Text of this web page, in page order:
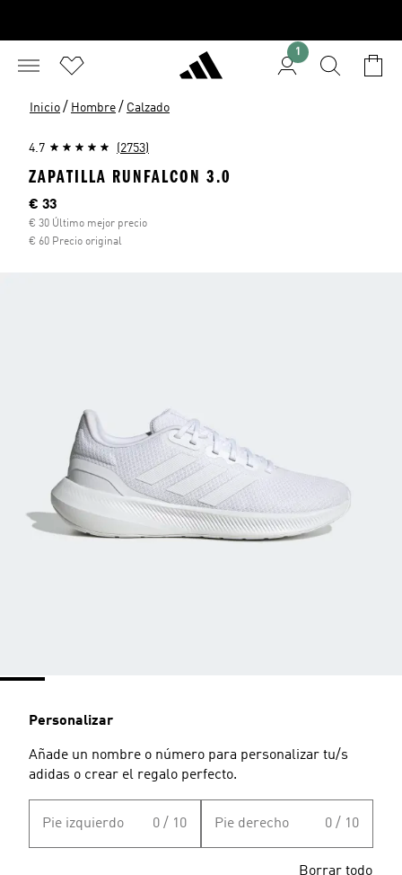
1
Inicio / Hombre / Calzado
4.7 (2753)
ZAPATILLA RUNFALCON 3.0
Precio actual
€ 33
€ 30 Último mejor precio
€ 60 Precio original
Personalizar
Añade un nombre o número para personalizar tu/s
adidas o crear el regalo perfecto.
Pie izquierdo 0 / 10 Pie derecho 0 / 10
Borrar todo